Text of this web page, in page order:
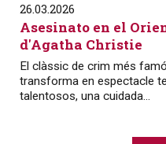
26.03.2026
Asesinato en el
d'Agatha Christie
El clàssic de crim més
transforma en espectacle
talentosos, una cuidada...